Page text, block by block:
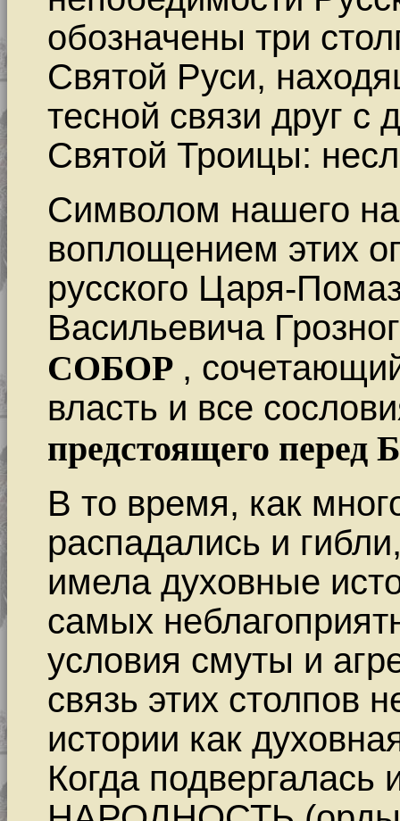
обозначены три
Святой Руси,
тесной связи друг с
Святой Троицы:
Символом нашего
воплощением этих
русского Царя-
Васильевича
СОБОР ,
власть и все
предстоящего перед
В то время, как
распадались и
имела духовные
самых
условия смуты и
связь этих столпов
истории как
Когда подвергалась